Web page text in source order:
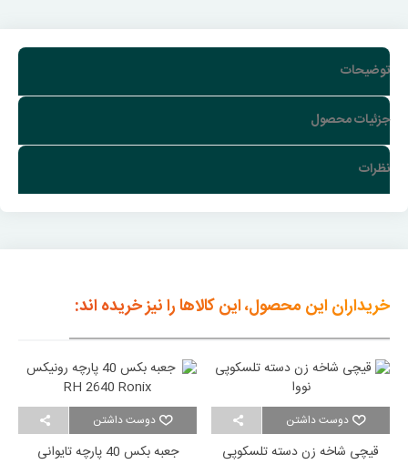
توضیحات
جزئیات محصول
نظرات
خریداران این محصول، این کالاها را نیز خریده اند:
دوست داشتن
قیچی شاخه زن دسته تلسکوپی
دوست داشتن
جعبه بکس 40 پارچه تایوانی